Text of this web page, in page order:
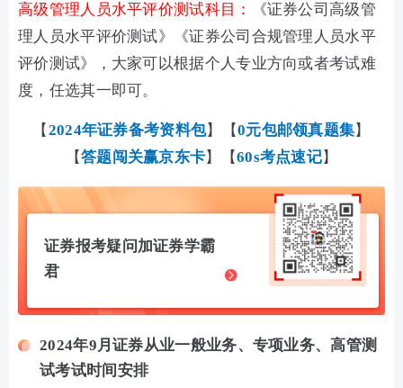
高级管理人员水平评价测试科目：
《证券公司高级管
理人员水平评价测试》《证券公司合规管理人员水平
评价测试》， 大家可以根据个人专业方向或者考试难
度，任选其一即可。
【 2024年证券备考资料包】【0元包邮领真题集】
【答题闯关赢京东卡】【60s考点速记】
证券报考疑问加证券学霸
君
2024年9月证券从业一般业务、专项业务、高管测
试考试时间安排